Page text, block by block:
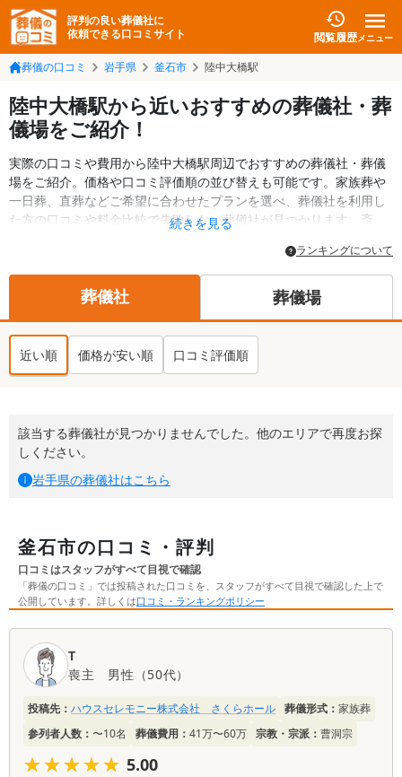
評判の良い葬儀社に
依頼できる口コミサイト
閲覧履歴メニュー
葬儀の口コミ 岩手県 釜石市 陸中大橋駅
陸中大橋駅から近いおすすめの葬儀社・葬
儀場をご紹介！
実際の口コミや費用から陸中大橋駅周辺でおすすめの葬儀社・葬儀
場をご紹介。価格や口コミ評価順の並び替えも可能です。家族葬や
一日葬、直葬などご希望に合わせたプランを選べ、葬儀社を利用し
た方の口コミや料金比較で失敗しない葬儀社が見つかります。斎
の情報も掲載しています。24時間の相談受付で深夜・早朝でも対応
可能です。
続きを見る
ランキングについて
葬儀社 葬儀場
近い順 価格が安い順 口コミ評価順
該当する葬儀社が見つかりませんでした。他のエリアで再度お探
しください。
岩手県の葬儀社はこちら
釜石市の口コミ・評判
口コミはスタッフがすべて目視で確認
「葬儀の口コミ」では投稿された口コミを、スタッフがすべて目視で確認した上で
公開しています。詳しくは口コミ・ランキングポリシー
T
喪主
男性 （50代）
投稿先： ハウスセレモニー株式会社 さくらホール 葬儀形式： 家族葬
参列者人数： 〜10名 葬儀費用： 41万〜60万 宗教・宗派： 曹洞宗
★★★★★
★★★★★ 5.00